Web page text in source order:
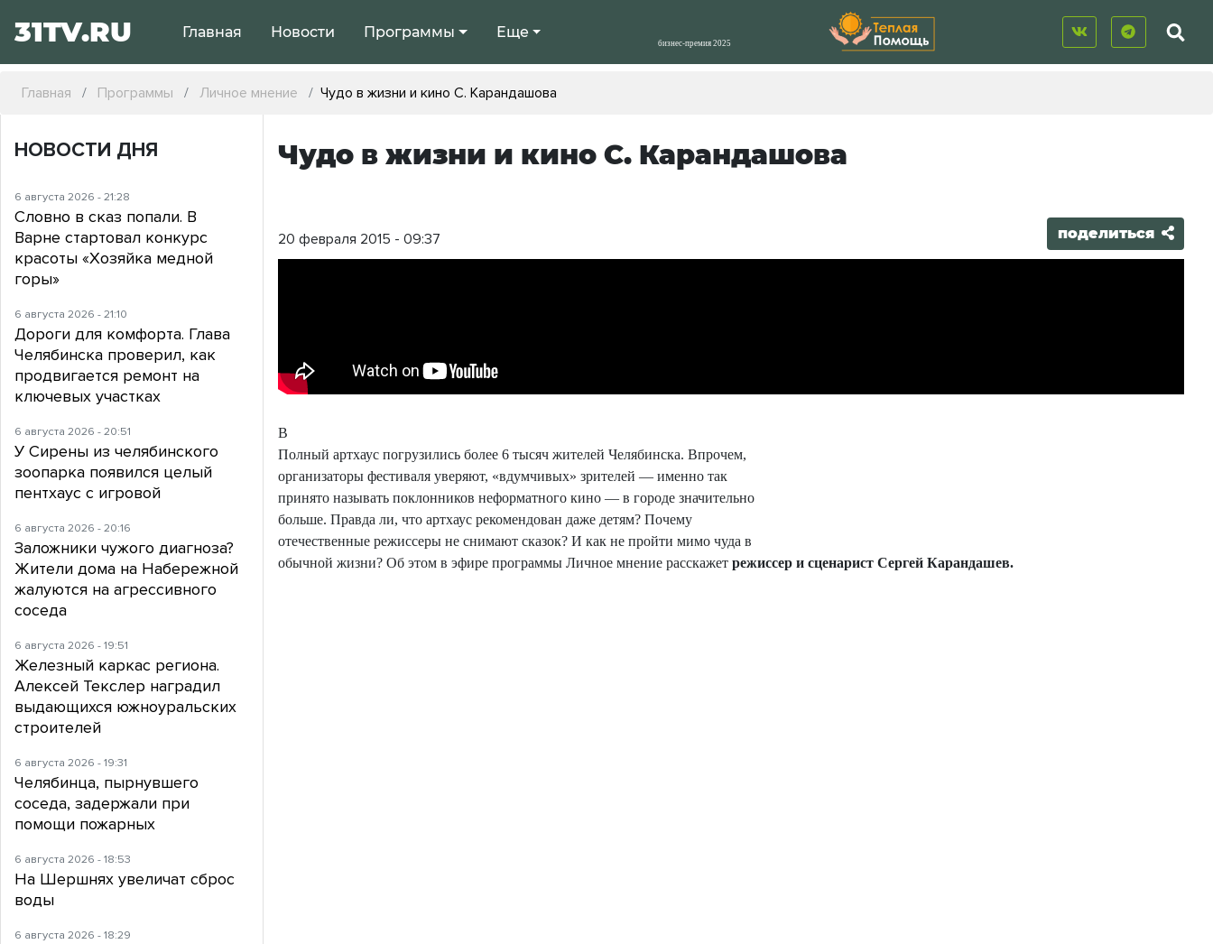
31TV.RU Главная Новости Программы Еще
Главная Программы Личное мнение Чудо в жизни и кино С. Карандашова
Чудо в жизни и кино С. Карандашова
20 февраля 2015 - 09:37 поделиться
В
Полный артхаус погрузились более 6 тысяч жителей Челябинска. Впрочем,
организаторы фестиваля уверяют, «вдумчивых» зрителей — именно так
принято называть поклонников неформатного кино — в городе значительно
больше. Правда ли, что артхаус рекомендован даже детям? Почему
отечественные режиссеры не снимают сказок? И как не пройти мимо чуда в
обычной жизни? Об этом в эфире программы Личное мнение расскажетрежиссер и сценарист Сергей Карандашев.
НОВОСТИ ДНЯ
6 августа 2026 - 21:28
Словно в сказ попали. В
Варне стартовал конкурс
красоты «Хозяйка медной
горы»
6 августа 2026 - 21:10
Дороги для комфорта. Глава
Челябинска проверил, как
продвигается ремонт на
ключевых участках
6 августа 2026 - 20:51
У Сирены из челябинского
зоопарка появился целый
пентхаус с игровой
6 августа 2026 - 20:16
Заложники чужого диагноза?
Жители дома на Набережной
жалуются на агрессивного
соседа
6 августа 2026 - 19:51
Железный каркас региона.
Алексей Текслер наградил
выдающихся южноуральских
строителей
6 августа 2026 - 19:31
Челябинца, пырнувшего
соседа, задержали при
помощи пожарных
6 августа 2026 - 18:53
На Шершнях увеличат сброс
воды
6 августа 2026 - 18:29